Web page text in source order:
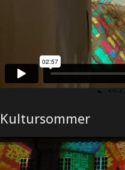
Kultursommer